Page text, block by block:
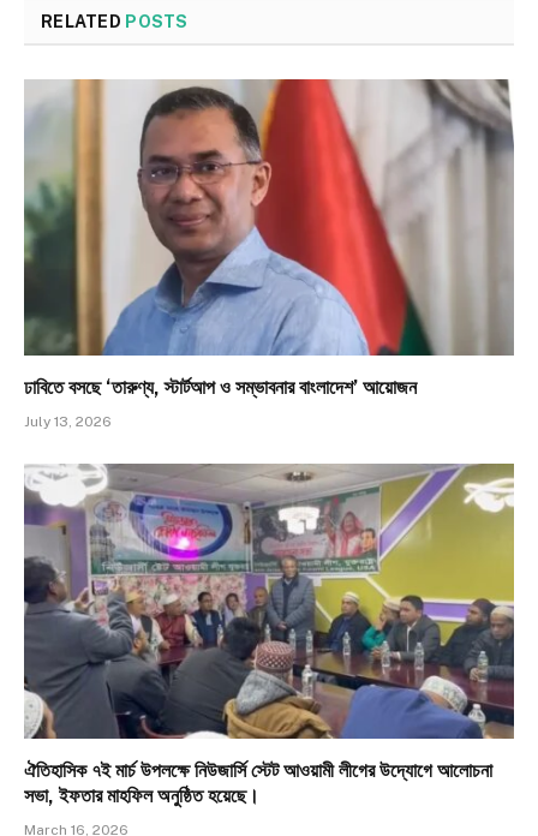
RELATED POSTS
ঢাবিতে বসছে ‘তারুণ্য, স্টার্টআপ ও সম্ভাবনার বাংলাদেশ’ আয়োজন
July 13, 2026
ঐতিহাসিক ৭ই মার্চ উপলক্ষে নিউজার্সি স্টেট আওয়ামী লীগের উদ্যোগে আলোচনা
সভা, ইফতার মাহফিল অনুষ্ঠিত হয়েছে।
March 16, 2026